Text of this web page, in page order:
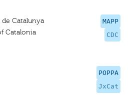
MAPP
CDC
Catalunya
Catalonia
POPPA
JxCat